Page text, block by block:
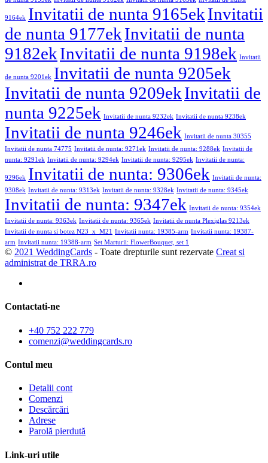
9164ek Invitatii de nunta 9165ekInvitatii
de nunta 9177ekInvitatii de nunta
9182ekInvitatii de nunta 9198ek Invitatii
de nunta 9201ek Invitatii de nunta 9205ek
Invitatii de nunta 9209ekInvitatii de
nunta 9225ek Invitatii de nunta 9232ek Invitatii de nunta 9238ek
Invitatii de nunta 9246ek Invitatii de nunta 30355
Invitatii de nunta 74775 Invitatii de nunta: 9271ek Invitatii de nunta: 9288ek Invitatii de
nunta: 9291ek Invitatii de nunta: 9294ek Invitatii de nunta: 9295ek Invitatii de nunta:
9296ek Invitatii de nunta: 9306ek Invitatii de nunta:
9308ek Invitatii de nunta: 9313ek Invitatii de nunta: 9328ek Invitatii de nunta: 9345ek
Invitatii de nunta: 9347ek Invitatii de nunta: 9354ek
Invitatii de nunta: 9363ek Invitatii de nunta: 9365ek Invitatii de nunta Plexiglas 9213ek
Invitatii de nunta si botez N23_x_M21 Invitatii nunta: 19385-arm Invitatii nunta: 19387-
arm Invitatii nunta: 19388-arm Set Marturii: FlowerBouquet, set 1
© 2021 WeddingCards - Toate drepturile sunt rezervate Creat si
administrat de TRRA.ro
Contactati-ne
+40 752 222 779
comenzi@weddingcards.ro
Contul meu
Detalii cont
Comenzi
Descărcări
Adrese
Parolă pierdută
Link-uri utile